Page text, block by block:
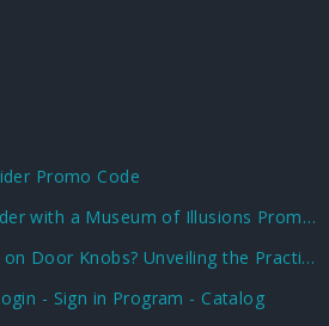
Promo Code
Unlocking Fun and Wonder with a Museum of Illusions Promo Code
Why Put Aluminium Foil on Door Knobs? Unveiling the Practical and Unusual Uses
- Sign in Program - Catalog